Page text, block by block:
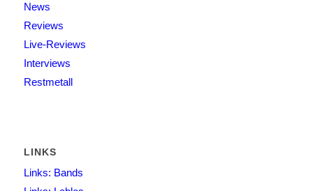
News
Reviews
Live-Reviews
Interviews
Restmetall
LINKS
Links: Bands